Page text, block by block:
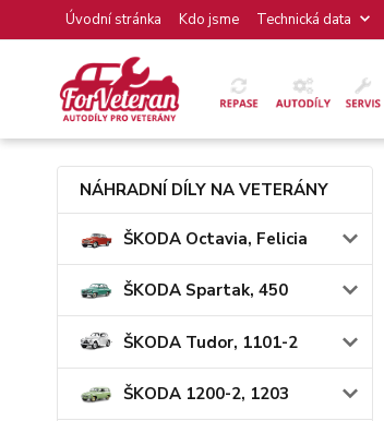
Úvodní stránka Kdo jsme Technická data
NÁHRADNÍ DÍLY NA VETERÁNY
ŠKODA Octavia, Felicia
ŠKODA Spartak, 450
ŠKODA Tudor, 1101-2
ŠKODA 1200-2, 1203